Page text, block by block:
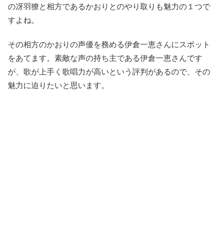
の冴羽獠と相方であるかおり とのやり取りも魅力の１つで
すよね。
その相方のかおりの声優を務める伊倉一恵さんにスポット
をあてます。素敵な声の持ち主である伊倉一恵さんです
が、 歌が上手く歌唱力が高いという評判があるので、その
魅力に迫りたいと思います。